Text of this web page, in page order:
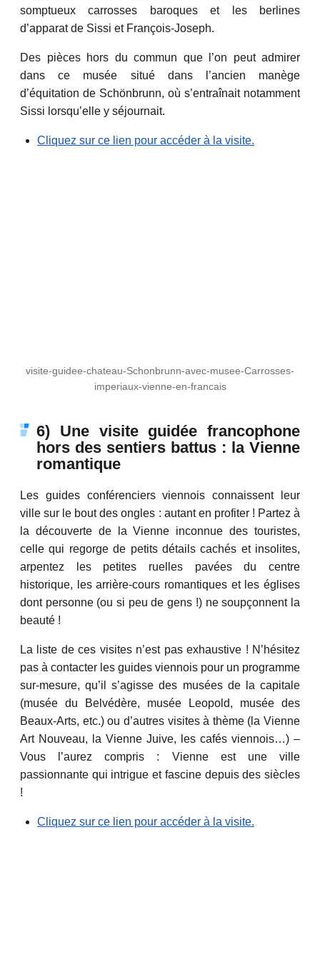
somptueux carrosses baroques et les berlines
d’apparat de Sissi et François-Joseph.
Des pièces hors du commun que l’on peut admirer
dans ce musée situé dans l’ancien manège
d’équitation de Schönbrunn, où s’entraînait notamment
Sissi lorsqu’elle y séjournait.
Cliquez sur ce lien pour accéder à la visite.
visite-guidee-chateau-Schonbrunn-avec-musee-Carrosses-
imperiaux-vienne-en-francais
6) Une visite guidée francophone
hors des sentiers battus : la Vienne
romantique
Les guides conférenciers viennois connaissent leur
ville sur le bout des ongles : autant en profiter ! Partez à
la découverte de la Vienne inconnue des touristes,
celle qui regorge de petits détails cachés et insolites,
arpentez les petites ruelles pavées du centre
historique, les arrière-cours romantiques et les églises
dont personne (ou si peu de gens !) ne soupçonnent la
beauté !
La liste de ces visites n’est pas exhaustive ! N’hésitez
pas à contacter les guides viennois pour un programme
sur-mesure, qu’il s’agisse des musées de la capitale
(musée du Belvédère, musée Leopold, musée des
Beaux-Arts, etc.) ou d’autres visites à thème (la Vienne
Art Nouveau, la Vienne Juive, les cafés viennois…) –
Vous l’aurez compris : Vienne est une ville
passionnante qui intrigue et fascine depuis des siècles
!
Cliquez sur ce lien pour accéder à la visite.